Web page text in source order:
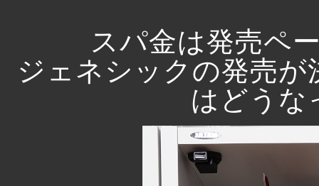
スパ金は発売ペ
ジェネシックの発売
はどう